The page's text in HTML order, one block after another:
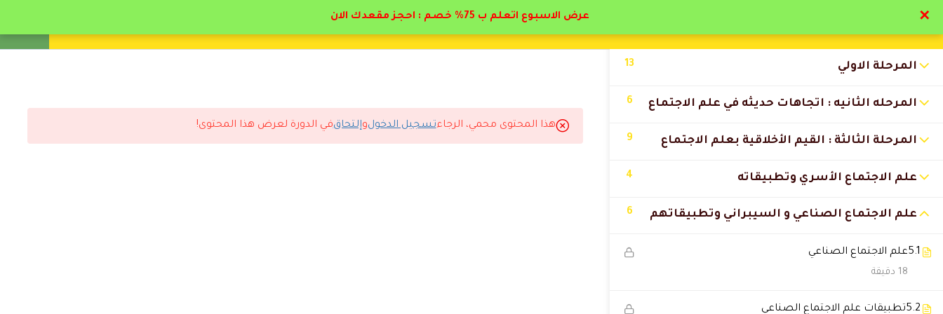
المرحلة الاولي 13
المرحله الثانيه : اتجاهات حديثه في علم الاجتماع 6
المرحلة الثالثة : القيم الأخلاقية بعلم الاجتماع 9
علم الاجتماع الأسري وتطبيقاته 4
علم الاجتماع الصناعي و السيبراني وتطبيقاتهم 6
5.1علم الاجتماع الصناعي
18 دقيقة
5.2تطبيقات علم الاجتماع الصناعي
هذا المحتوى محمي، الرجاءتسجيل الدخولوإلتحاقفي الدورة لعرض هذا المحتوى!
التعليقات
3 Comments
عرض الاسبوع اتعلم ب 75% خصم : احجز مقعدك الان ✕